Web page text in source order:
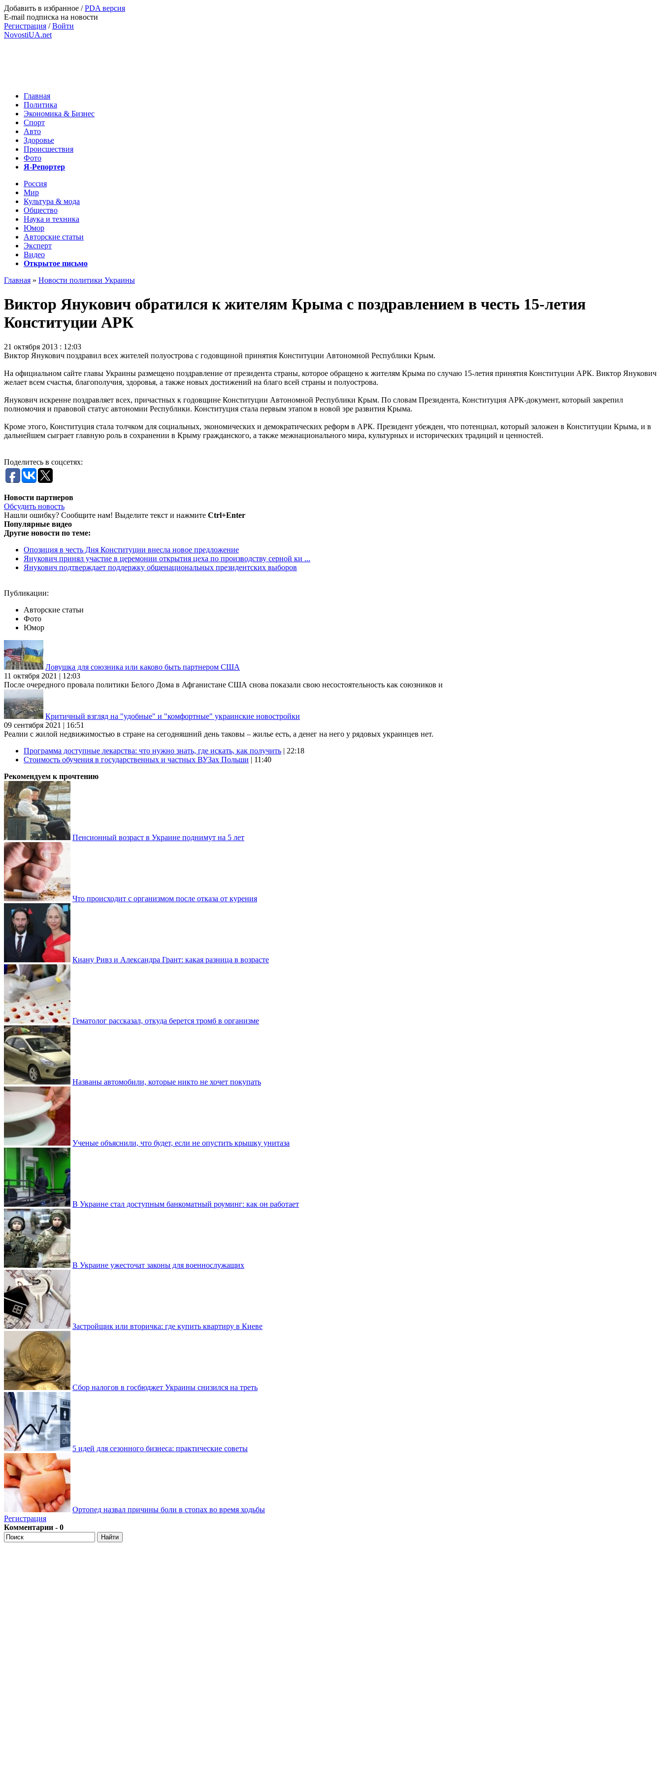
Добавить в избранное /PDA версия
E-mail подписка на новости
Регистрация /Войти
NovostiUA.net
Главная
Политика
Экономика & Бизнес
Спорт
Авто
Здоровье
Происшествия
Фото
Я-Репортер
Россия
Мир
Культура & мода
Общество
Наука и техника
Юмор
Авторские статьи
Эксперт
Видео
Открытое письмо
Главная » Новости политики Украины
Виктор Янукович обратился к жителям Крыма с поздравлением в честь 15-летия
Конституции АРК
21 октября 2013 : 12:03
Виктор Янукович поздравил всех жителей полуострова с годовщиной принятия Конституции Автономной Республики Крым.
На официальном сайте главы Украины размещено поздравление от президента страны, которое обращено к жителям Крыма по случаю 15-летия принятия Конституции АРК. Виктор Янукович
желает всем счастья, благополучия, здоровья, а также новых достижений на благо всей страны и полуострова.
Янукович искренне поздравляет всех, причастных к годовщине Конституции Автономной Республики Крым. По словам Президента, Конституция АРК-документ, который закрепил
полномочия и правовой статус автономии Республики. Конституция стала первым этапом в новой эре развития Крыма.
Кроме этого, Конституция стала толчком для социальных, экономических и демократических реформ в АРК. Президент убежден, что потенциал, который заложен в Конституции Крыма, и в
дальнейшем сыграет главную роль в сохранении в Крыму гражданского, а также межнационального мира, культурных и исторических традиций и ценностей.
Поделитесь в соцсетях:
Новости партнеров
Обсудить новость
Нашли ошибку? Сообщите нам! Выделите текст и нажмите Ctrl+Enter
Популярные видео
Другие новости по теме:
Опозиция в честь Дня Конституции внесла новое предложение
Янукович принял участие в церемонии открытия цеха по производству серной ки ...
Янукович подтверждает поддержку общенациональных президентских выборов
Публикации:
Авторские статьи
Фото
Юмор
Ловушка для союзника или каково быть партнером США
11 октября 2021 | 12:03
После очередного провала политики Белого Дома в Афганистане США снова показали свою несостоятельность как союзников и
Критичный взгляд на "удобные" и "комфортные" украинские новостройки
09 сентября 2021 | 16:51
Реалии с жилой недвижимостью в стране на сегодняшний день таковы – жилье есть, а денег на него у рядовых украинцев нет.
Программа доступные лекарства: что нужно знать, где искать, как получить | 22:18
Стоимость обучения в государственных и частных ВУЗах Польши | 11:40
Рекомендуем к прочтению
Пенсионный возраст в Украине поднимут на 5 лет
Что происходит с организмом после отказа от курения
Киану Ривз и Александра Грант: какая разница в возрасте
Гематолог рассказал, откуда берется тромб в организме
Названы автомобили, которые никто не хочет покупать
Ученые объяснили, что будет, если не опустить крышку унитаза
В Украине стал доступным банкоматный роуминг: как он работает
В Украине ужесточат законы для военнослужащих
Застройщик или вторичка: где купить квартиру в Киеве
Сбор налогов в госбюджет Украины снизился на треть
5 идей для сезонного бизнеса: практические советы
Ортопед назвал причины боли в стопах во время ходьбы
Регистрация
Комментарии - 0